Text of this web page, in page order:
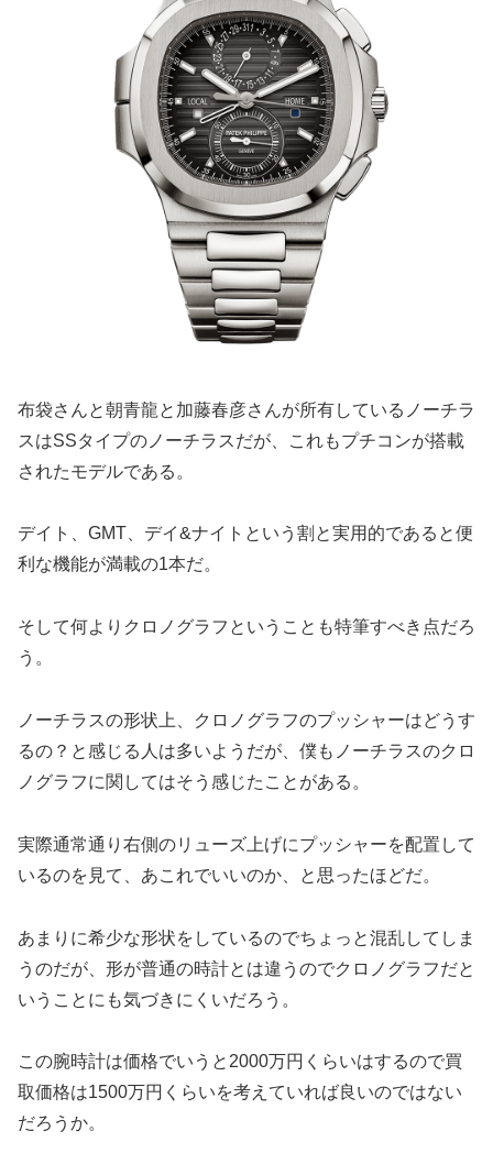
布袋さんと朝青龍と加藤春彦さんが所有しているノーチラ
スはSSタイプのノーチラスだが、これもプチコンが搭載
されたモデルである。
デイト、GMT、デイ&ナイトという割と実用的であると便
利な機能が満載の1本だ。
そして何よりクロノグラフということも特筆すべき点だろ
う。
ノーチラスの形状上、クロノグラフのプッシャーはどうす
るの？と感じる人は多いようだが、僕もノーチラスのクロ
ノグラフに関してはそう感じたことがある。
実際通常通り右側のリューズ上げにプッシャーを配置して
いるのを見て、あこれでいいのか、と思ったほどだ。
あまりに希少な形状をしているのでちょっと混乱してしま
うのだが、形が普通の時計とは違うのでクロノグラフだと
いうことにも気づきにくいだろう。
この腕時計は価格でいうと2000万円くらいはするので買
取価格は1500万円くらいを考えていれば良いのではない
だろうか。